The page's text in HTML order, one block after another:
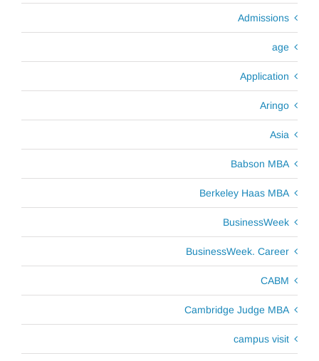
Admissions
age
Application
Aringo
Asia
Babson MBA
Berkeley Haas MBA
BusinessWeek
BusinessWeek. Career
CABM
Cambridge Judge MBA
campus visit